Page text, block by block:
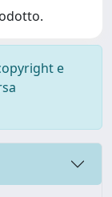
e